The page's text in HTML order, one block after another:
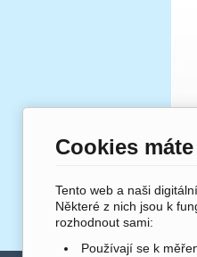
Cookies
Tento web a naši
Některé z nich jsou k
rozhodnout sami:
Používají se k